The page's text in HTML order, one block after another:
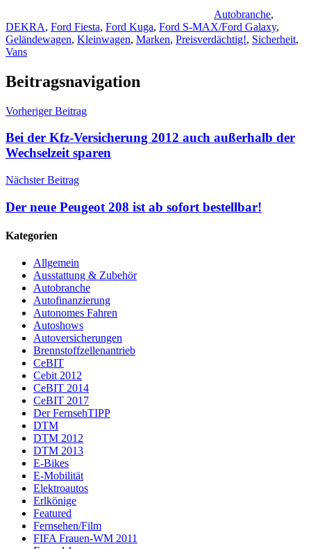
Autobranche,
DEKRA, Ford Fiesta, Ford Kuga, Ford S-MAX/Ford Galaxy,
Geländewagen, Kleinwagen, Marken, Preisverdächtig!, Sicherheit,
Vans
Beitragsnavigation
Vorheriger Beitrag
Bei der Kfz-Versicherung 2012 auch außerhalb der
Wechselzeit sparen
Nächster Beitrag
Der neue Peugeot 208 ist ab sofort bestellbar!
Kategorien
Allgemein
Ausstattung & Zubehör
Autobranche
Autofinanzierung
Autonomes Fahren
Autoshows
Autoversicherungen
Brennstoffzellenantrieb
CeBIT
Cebit 2012
CeBIT 2014
CeBIT 2017
Der FernsehTIPP
DTM
DTM 2012
DTM 2013
E-Bikes
E-Mobilität
Elektroautos
Erlkönige
Featured
Fernsehen/Film
FIFA Frauen-WM 2011